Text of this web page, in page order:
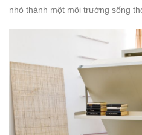
nhỏ thành một môi trường sống